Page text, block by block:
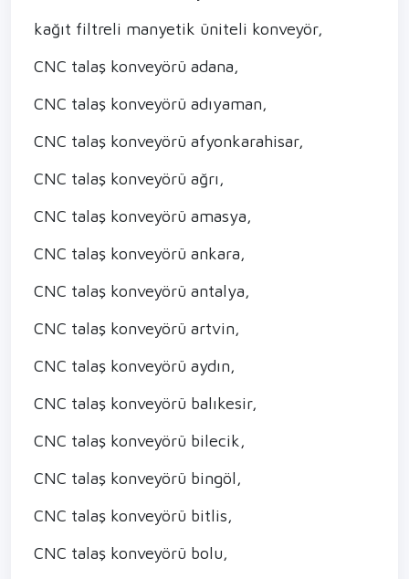
kağıt filtreli manyetik üniteli konveyör,
CNC talaş konveyörü adana,
CNC talaş konveyörü adıyaman,
CNC talaş konveyörü afyonkarahisar,
CNC talaş konveyörü ağrı,
CNC talaş konveyörü amasya,
CNC talaş konveyörü ankara,
CNC talaş konveyörü antalya,
CNC talaş konveyörü artvin,
CNC talaş konveyörü aydın,
CNC talaş konveyörü balıkesir,
CNC talaş konveyörü bilecik,
CNC talaş konveyörü bingöl,
CNC talaş konveyörü bitlis,
CNC talaş konveyörü bolu,